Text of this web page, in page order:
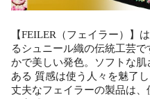
【FEILER（フェイラー）】
るシュニール織の伝統工芸
かで美しい発色。ソフトな
ある 質感は使う人々を魅了
丈夫なフェイラーの製品は